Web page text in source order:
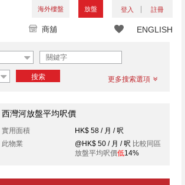
海外樓盤 放盤 登入 註冊
ENGLISH
商舖
搜索 更多搜索選項
西灣河放盤平均呎價
實用面積
HK$ 58 / 月 / 呎
此物業
@HK$ 50 / 月 / 呎 比較同區
放盤平均呎價低14%